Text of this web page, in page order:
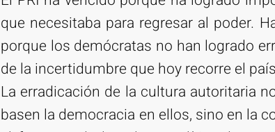
que necesitaba para regresar al poder.
porque los demócratas no han logrado
de la incertidumbre que hoy recorre el
La erradicación de la cultura autoritaria
basen la democracia en ellos, sino en la